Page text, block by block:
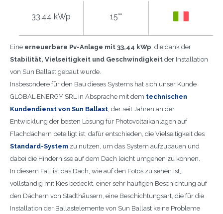
33.44 kWp 15°°
Eine erneuerbare Pv-Anlage mit 33,44 kWp, die dank der
Stabilität, Vielseitigkeit und Geschwindigkeit der Installation
von Sun Ballast gebaut wurde.
Insbesondere für den Bau dieses Systems hat sich unser Kunde
GLOBAL ENERGY SRL in Absprache mit dem technischen
Kundendienst von Sun Ballast, der seit Jahren an der
Entwicklung der besten Lösung für Photovoltaikanlagen auf
Flachdächern beteiligt ist, dafür entschieden, die Vielseitigkeit des
Standard-System zu nutzen, um das System aufzubauen und
dabei die Hindernisse auf dem Dach leicht umgehen zu können.
In diesem Fall ist das Dach, wie auf den Fotos zu sehen ist,
vollständig mit Kies bedeckt, einer sehr häufigen Beschichtung auf
den Dächern von Stadthäusern, eine Beschichtungsart, die für die
Installation der Ballastelemente von Sun Ballast keine Probleme